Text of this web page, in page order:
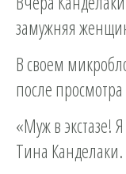
замужняя
В своем
после
«Муж в экстазе!
Тина Канделаки.